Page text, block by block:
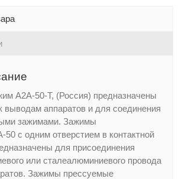
А2А-50-Т, (Россия) предназначены
выводам аппаратов и для соединения
зажимами. Зажимы
50 с одним отверстием в контактной
для присоединения
или сталеалюминиевого провода
Зажимы прессуемые